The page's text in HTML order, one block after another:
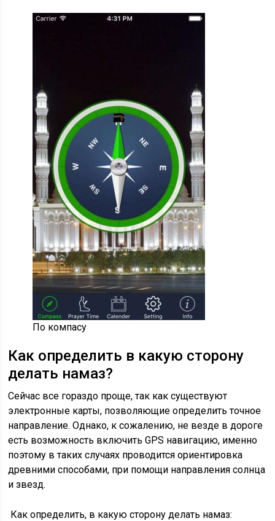
По компасу
Как определить в какую сторону
делать намаз?
Сейчас все гораздо проще, так как существуют
электронные карты, позволяющие определить точное
направление. Однако, к сожалению, не везде в дороге
есть возможность включить GPS навигацию, именно
поэтому в таких случаях проводится ориентировка
древними способами, при помощи направления солнца
и звезд.
Как определить, в какую сторону делать намаз: